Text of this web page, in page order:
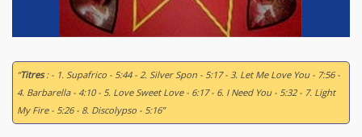
“Titres: - 1. Supafrico - 5:44 - 2. Silver Spon - 5:17 - 3. Let Me Love You - 7:56 -
4. Barbarella - 4:10 - 5. Love Sweet Love - 6:17 - 6. I Need You - 5:32 - 7. Light
My Fire - 5:26 - 8. Discolypso - 5:16”